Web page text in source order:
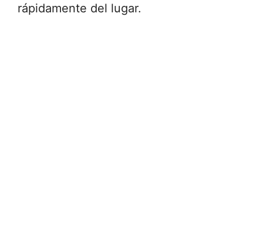
rápidamente del lugar.